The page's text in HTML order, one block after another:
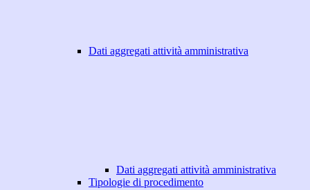
Dati aggregati attività amministrativa
Dati aggregati attività amministrativa
Tipologie di procedimento